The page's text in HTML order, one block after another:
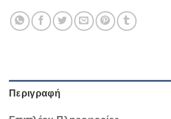
Περιγραφή